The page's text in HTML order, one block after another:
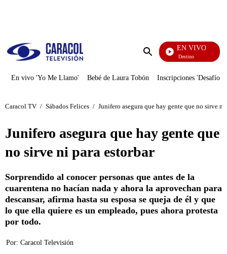
Enviar
EN VIVO
El Juego De Mi Destino
En vivo 'Yo Me Llamo' Bebé de Laura Tobón Inscripciones 'Desafío'
Caracol TV / Sábados Felices / Junifero asegura que hay gente que no sirve ni
Junifero asegura que hay gente que
no sirve ni para estorbar
Sorprendido al conocer personas que antes de la
cuarentena no hacían nada y ahora la aprovechan para
descansar, afirma hasta su esposa se queja de él y que
lo que ella quiere es un empleado, pues ahora protesta
por todo.
Por: Caracol Televisión